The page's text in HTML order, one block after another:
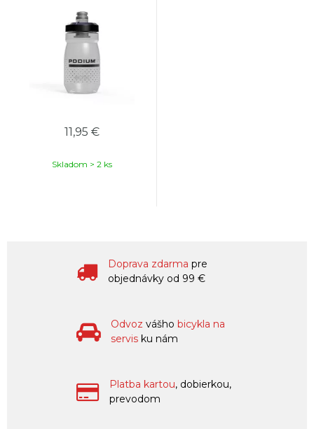
11,95 €
Skladom > 2 ks
Doprava zdarma pre
objednávky od 99 €
Odvoz vášho bicykla na
servis ku nám
Platba kartou, dobierkou,
prevodom